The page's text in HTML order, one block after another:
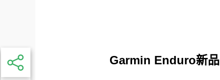
Garmin Enduro新